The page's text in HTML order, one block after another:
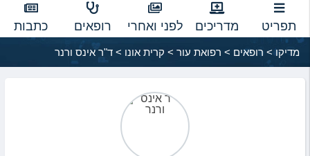
מַעֲרֶכֶת
נָגִישׁ
בִּקְלִיק
הַמְּסַיַּעַת
לִנְגִישׁוּת
תפריט מדריכים לפני ואחרי רופאים כתבות
מדיקו> רופאים > רפואת עור > קרית אונו > ד"ר אינס ורנר